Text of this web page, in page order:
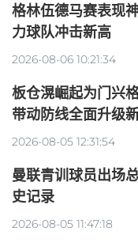
格林伍德马赛表现
力球队冲击新高
2026-08-06 10:21:34
板仓滉崛起为门兴
带动防线全面升级
2026-08-05 12:31:54
曼联青训球员出场
史记录
2026-08-05 11:47:18